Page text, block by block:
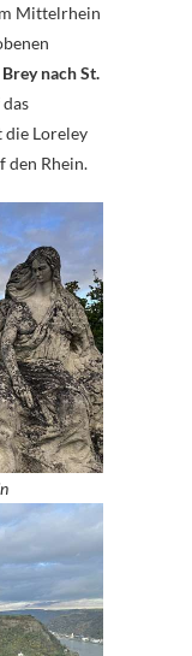
Mittelrhein
nach St.
die Loreley
den Rhein.